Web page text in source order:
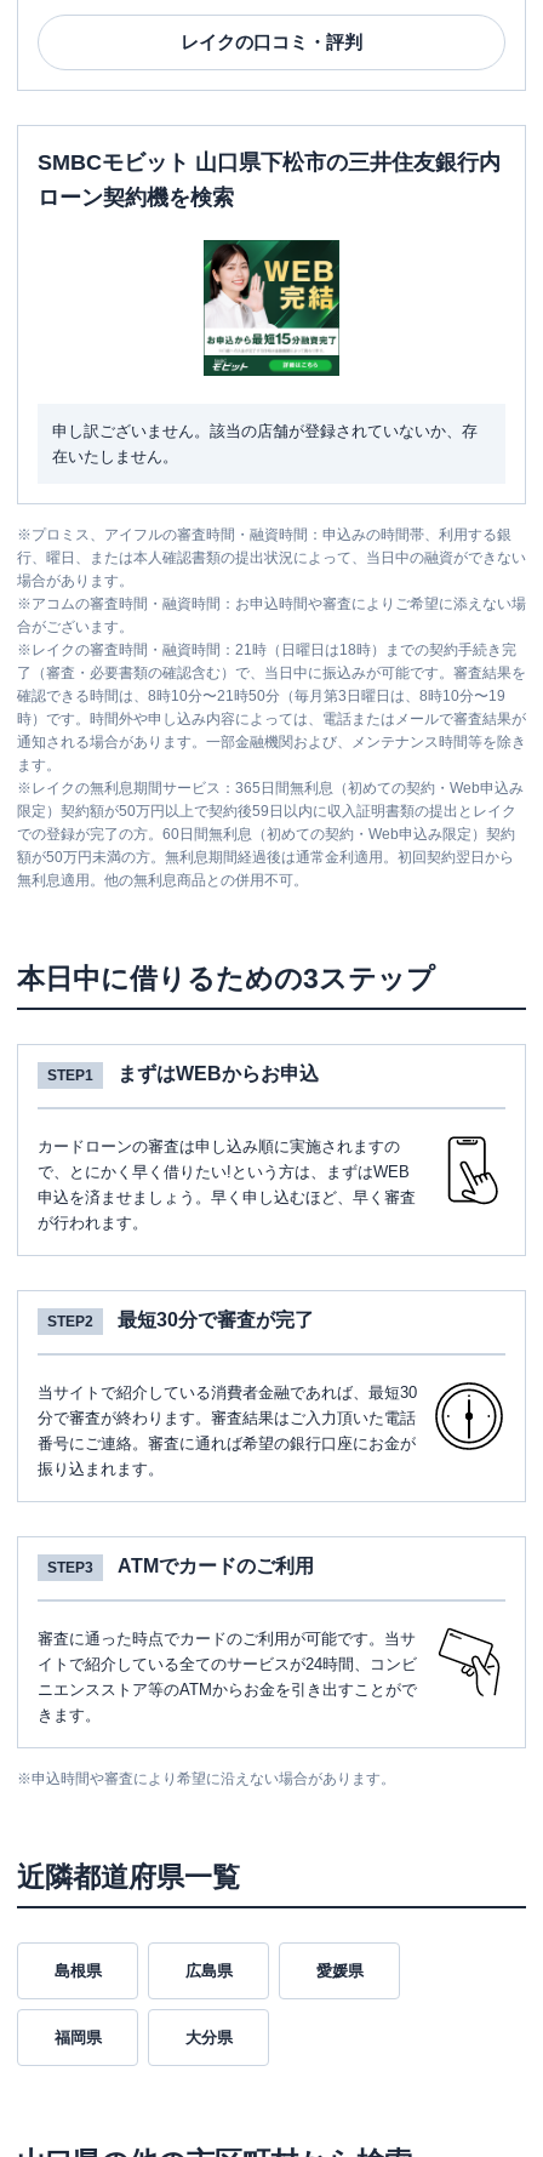
レイクの口コミ・評判
SMBCモビット 山口県下松市の三井住友銀行内
ローン契約機を検索
申し訳ございません。該当の店舗が登録されていないか、存
在いたしません。
※プロミス、アイフルの審査時間・融資時間：申込みの時間帯、利用する銀
行、曜日、または本人確認書類の提出状況によって、当日中の融資ができない
場合があります。
※アコムの審査時間・融資時間：お申込時間や審査によりご希望に添えない場
合がございます。
※ レイクの審査時間・融資時間：21時（日曜日は18時）までの契約手続き完
了（審査・必要書類の確認含む）で、当日中に振込みが可能です。審査結果を
確認できる時間は、8時10分〜21時50分（毎月第3日曜日は、8時10分〜19
時）です。時間外や申し込み内容によっては、電話またはメールで審査結果が
通知される場合があります。一部金融機関および、メンテナンス時間等を除き
ます。
※ レイクの無利息期間サービス：365日間無利息（初めての契約・Web申込み
限定）契約額が50万円以上で契約後59日以内に収入証明書類の提出とレイク
での登録が完了の方。60日間無利息（初めての契約・Web申込み限定）契約
額が50万円未満の方。無利息期間経過後は通常金利適用。初回契約翌日から
無利息適用。他の無利息商品との併用不可。
本日中に借りるための3ステップ
STEP1 まずはWEBからお申込
カードローンの審査は申し込み順に実施されますの
で、とにかく早く借りたい!という方は、まずはWEB
申込を済ませましょう。早く申し込むほど、早く審査
が行われます。
STEP2 最短30分で審査が完了
当サイトで紹介している消費者金融であれば、最短30
分で審査が終わります。審査結果はご入力頂いた電話
番号にご連絡。審査に通れば希望の銀行口座にお金が
振り込まれます。
STEP3 ATMでカードのご利用
審査に通った時点でカードのご利用が可能です。当サ
イトで紹介している全てのサービスが24時間、コンビ
ニエンスストア等のATMからお金を引き出すことがで
きます。
※申込時間や審査により希望に沿えない場合があります。
近隣都道府県一覧
島根県 広島県 愛媛県
福岡県 大分県